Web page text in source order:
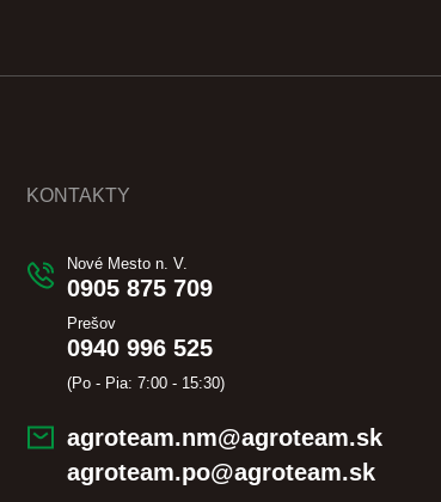
KONTAKTY
Nové Mesto n. V.
0905 875 709
Prešov
0940 996 525
(Po - Pia: 7:00 - 15:30)
agroteam.nm@agroteam.sk
agroteam.po@agroteam.sk